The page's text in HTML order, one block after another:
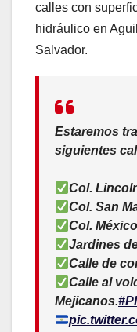
calles con
hidráulico en
Salvador.
Estaremos
siguientes
Col.
Col. San
Col. México
Jardines
Calle de
Calle al
Mejicanos.